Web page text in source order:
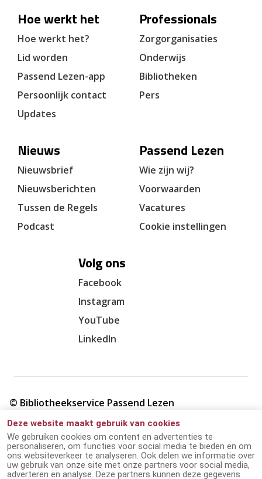
Deze website maakt gebruik van cookies
We gebruiken cookies om content en advertenties te
personaliseren, om functies voor social media te bieden en om
ons websiteverkeer te analyseren. Ook delen we informatie over
uw gebruik van onze site met onze partners voor social media,
adverteren en analyse. Deze partners kunnen deze gegevens
Hoe werkt het
Hoe werkt het?
Lid worden
Passend Lezen-app
Persoonlijk contact
Updates
Professionals
Zorgorganisaties
Onderwijs
Bibliotheken
Pers
Nieuws
Nieuwsbrief
Nieuwsberichten
Tussen de Regels
Podcast
Passend Lezen
Wie zijn wij?
Voorwaarden
Vacatures
Cookie instellingen
Volg ons
Facebook
Instagram
YouTube
LinkedIn
© Bibliotheekservice Passend Lezen
Cookie verklaring
Giften en ANBI